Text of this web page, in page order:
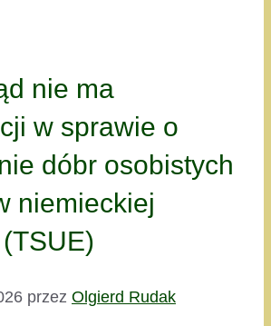
nie ma
w sprawie o
dóbr osobistych
niemieckiej
przez Olgierd Rudak